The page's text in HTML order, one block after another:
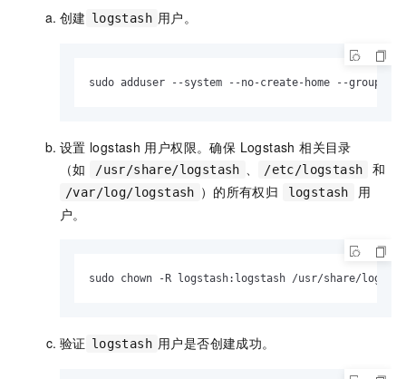
创建 logstash 用户。
sudo adduser --system --no-create-home --group
设置 logstash 用户权限。确保 Logstash 相关目录
（如
/usr/share/logstash 、 /etc/logstash 和
/var/log/logstash ）的所有权归 logstash
用
户。
sudo chown -R logstash:logstash /usr/share/
验证 logstash 用户是否创建成功。